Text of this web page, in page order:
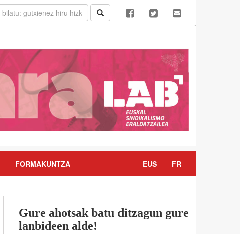
FORMAKUNTZA EUS FR
Gure ahotsak batu ditzagun gure
lanbideen alde!